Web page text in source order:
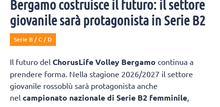
Bergamo costruisce il futuro: il settore
giovanile sarà protagonista in Serie B2
Serie B / C / D
Il futuro del ChorusLife Volley Bergamo continua a
prendere forma. Nella stagione 2026/2027 il settore
giovanile rossoblù sarà protagonista anche
nel campionato nazionale di Serie B2 femminile,